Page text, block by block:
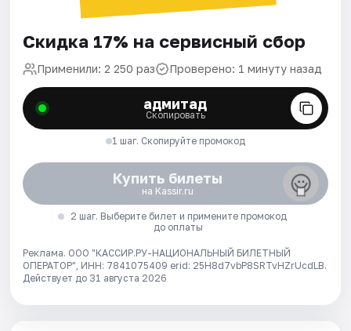
Скидка 17% на сервисный сбор
Применили: 2 250 раз Проверено: 1 минуту назад
адмитад
Скопировать
1 шаг. Скопируйте промокод
Купить билеты
на Kassir.ru
2 шаг. Выберите билет и примените промокод
до оплаты
Реклама. ООО "КАССИР.РУ-НАЦИОНАЛЬНЫЙ БИЛЕТНЫЙ
ОПЕРАТОР", ИНН: 7841075409 erid: 25H8d7vbP8SRTvHZrUcdLB.
Действует до 31 августа 2026